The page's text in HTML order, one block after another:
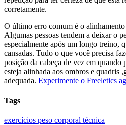
corretamente.
O último erro comum é o
Algumas pessoas tendem a deixar o
especialmente após um longo treino,
cansadas. Tudo o que você precisa
posição da cabeça de vez em quando
esteja alinhada aos ombros e quadris
adequada. Experimente o Freeletics
Tags
exercícios peso corporal técnica